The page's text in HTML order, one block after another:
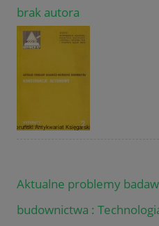
brak autora
Aktualne problemy
budownictwa :